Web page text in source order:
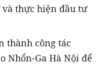
thực hiện đầu tư
thành công tác
Nhổn-Ga Hà Nội để